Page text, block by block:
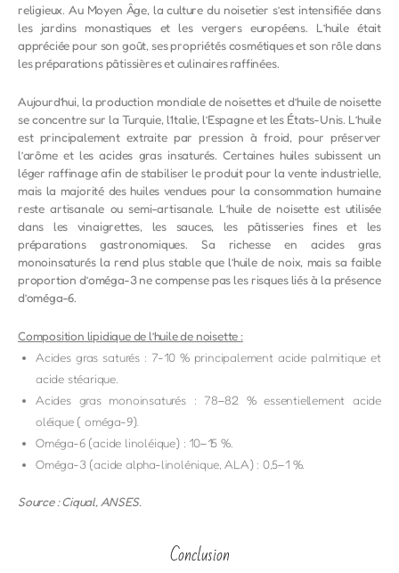
religieux. Au Moyen Âge, la culture du noisetier s’est intensifiée dans
les jardins monastiques et les vergers européens. L’huile était
appréciée pour son goût, ses propriétés cosmétiques et son rôle dans
les préparations pâtissières et culinaires raffinées.
Aujourd’hui, la production mondiale de noisettes et d’huile de noisette
se concentre sur la Turquie, l’Italie, l’Espagne et les États-Unis. L’huile
est principalement extraite par pression à froid, pour préserver
l’arôme et les acides gras insaturés. Certaines huiles subissent un
léger raffinage afin de stabiliser le produit pour la vente industrielle,
mais la majorité des huiles vendues pour la consommation humaine
reste artisanale ou semi-artisanale. L’huile de noisette est utilisée
dans les vinaigrettes, les sauces, les pâtisseries fines et les
préparations gastronomiques. Sa richesse en acides gras
monoinsaturés la rend plus stable que l’huile de noix, mais sa faible
proportion d’oméga-3 ne compense pas les risques liés à la présence
d’oméga-6.
Composition lipidique de l’huile de noisette :
Acides gras saturés : 7-10 % principalement acide palmitique et
acide stéarique.
Acides gras monoinsaturés : 78–82 % essentiellement acide
oléique ( oméga-9).
Oméga-6 (acide linoléique) : 10–15 %.
Oméga-3 (acide alpha-linolénique, ALA) : 0,5–1 %.
Source : Ciqual, ANSES.
Conclusion